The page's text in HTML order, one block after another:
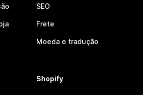
SEO
Frete
Moeda e tradução
Shopify